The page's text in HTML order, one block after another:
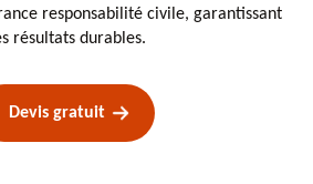
responsabilité civile, garantissant
résultats durables.
Devis gratuit